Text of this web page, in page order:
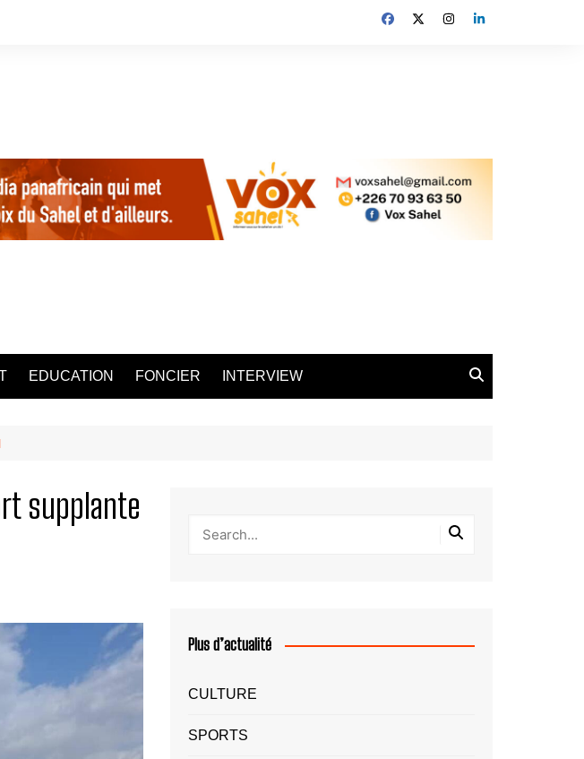
EDUCATION FONCIER INTERVIEW
supplante
Plus d’actualité
CULTURE
SPORTS